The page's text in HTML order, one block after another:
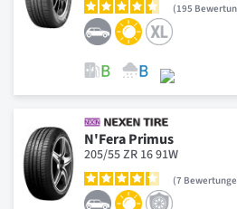
195
N'Fera Primus
205/55 ZR 16 91W
7